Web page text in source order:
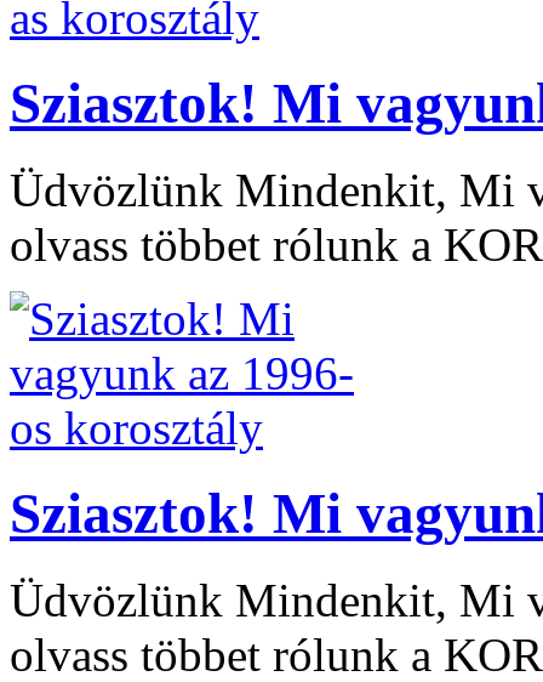
Sziasztok! Mi
Üdvözlünk Mindenkit, Mi
olvass többet rólunk a
Sziasztok! Mi
Üdvözlünk Mindenkit, Mi
olvass többet rólunk a